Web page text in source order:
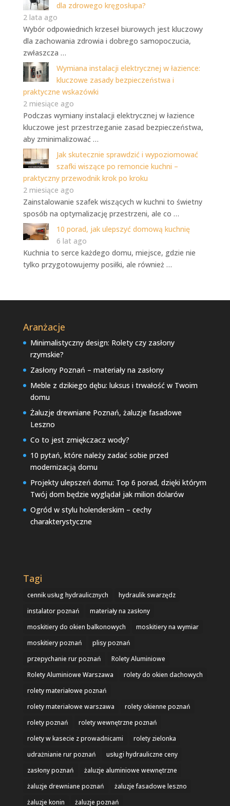
dla zdrowego kręgosłupa?
2 lata ago
Wybór odpowiednich krzeseł biurowych jest kluczowy
dla zachowania zdrowia i dobrego samopoczucia,
zwłaszcza …
Wymiana instalacji elektrycznej w łazience:
kluczowe zasady bezpieczeństwa i
praktyczne wskazówki
2 miesiące ago
Podczas wymiany instalacji elektrycznej w łazience
kluczowe jest przestrzeganie zasad bezpieczeństwa,
aby zminimalizować …
Jak skutecznie sprawdzić i wypoziomować
szafki wiszące po remoncie kuchni –
praktyczny przewodnik krok po kroku
2 miesiące ago
Zainstalowanie szafek wiszących w kuchni to świetny
sposób na optymalizację przestrzeni, ale co …
10 porad, jak ulepszyć domową kuchnię
6 lat ago
Kuchnia to serce każdego domu, miejsce, gdzie nie
tylko przygotowujemy posiłki, ale również …
Aranżacje
Minimalistyczny design: Rolety czy zasłony
rzymskie?
Zasłony Poznań – materiały na zasłony
Meble z dzikiego dębu: luksus i trwałość w Twoim
domu
Żaluzje drewniane Poznań, żaluzje fasadowe
Leszno
Co to jest zmiękczacz wody?
10 pytań, które należy zadać sobie przed
modernizacją domu
Projekty ulepszeń domu: Top 6 porad, dzięki którym
Twój dom będzie wyglądał jak milion dolarów
Ogród w stylu holenderskim – cechy
charakterystyczne
Tagi
cennik usług hydraulicznych
hydraulik swarzędz
instalator poznań
materiały na zasłony
moskitiery do okien balkonowych
moskitiery na wymiar
moskitiery poznań
plisy poznań
przepychanie rur poznań
Rolety Aluminiowe
Rolety Aluminiowe Warszawa
rolety do okien dachowych
rolety materiałowe poznań
rolety materiałowe warszawa
rolety okienne poznań
rolety poznań
rolety wewnętrzne poznań
rolety w kasecie z prowadnicami
rolety zielonka
udrażnianie rur poznań
usługi hydrauliczne ceny
zasłony poznań
żaluzje aluminiowe wewnętrzne
żaluzje drewniane poznań
żaluzje fasadowe leszno
żaluzje konin
żaluzje poznań